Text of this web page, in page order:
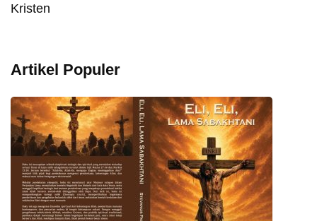
Kristen
Artikel Populer